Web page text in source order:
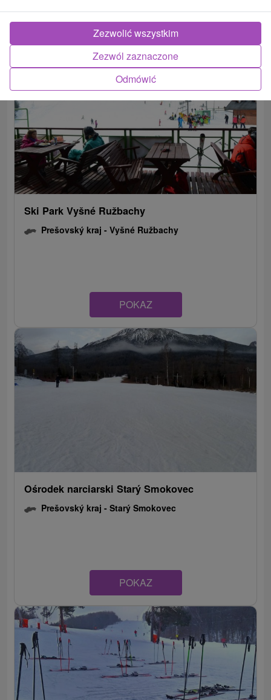
(1) Vyšné Ružbachy
Ski Park Vyšné Ružbachy
Prešovský kraj -Vyšné Ružbachy
POKAZ
Ośrodek narciarski Starý Smokovec
Prešovský kraj -Starý Smokovec
POKAZ
Odmówić
Zezwól zaznaczone
Zezwolić wszystkim